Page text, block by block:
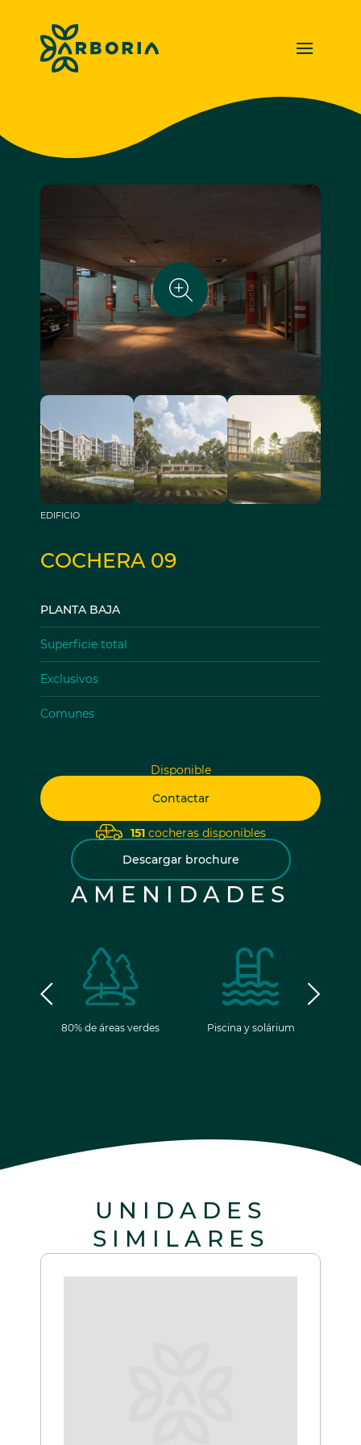
EDIFICIO
COCHERA 09
PLANTA BAJA
Superficie total
Exclusivos
Comunes
Disponible
Contactar
151cocheras disponibles
Descargar brochure
AMENIDADES
80% de áreas verdes Piscina y solárium
UNIDADES
SIMILARES